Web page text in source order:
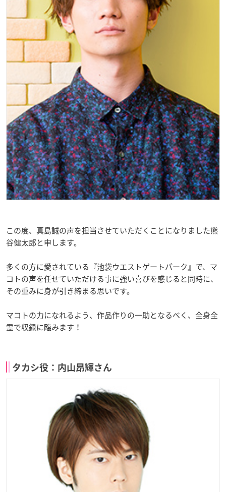
この度、真島誠の声を担当させていただくことになりました熊
谷健太郎と申します。
多くの方に愛されている『池袋ウエストゲートパーク』で、マ
コトの声を任せていただける事に強い喜びを感じると同時に、
その重みに身が引き締まる思いです。
マコトの力になれるよう、作品作りの一助となるべく、全身全
霊で収録に臨みます！
タカシ役：内山昂輝さん